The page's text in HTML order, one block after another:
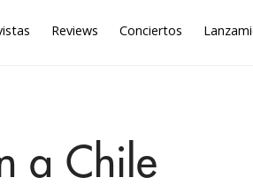
Reviews Conciertos
a Chile